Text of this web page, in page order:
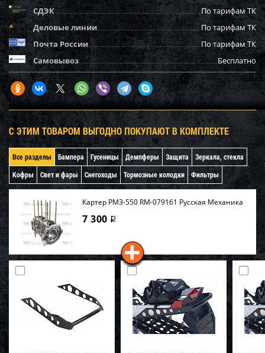
СДЭК
По тарифам ТК
Деловые линии
По тарифам ТК
Почта России
По тарифам ТК
Самовывоз
Бесплатно
С ЭТИМ ТОВАРОМ ВЫГОДНО ПОКУПАЮТ В КОМПЛЕКТЕ
Все разделы Бампера Гусеницы Демпферы Защита
Зеркала, стекла
Кофры
Свет и фары Снегоходы Тормозные колодки Фильтры
Картер РМЗ-550 RM-079161 Русская Механика
7 300 i